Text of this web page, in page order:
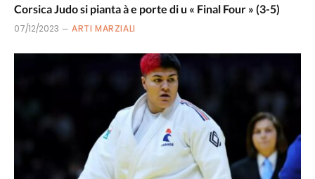
Corsica Judo si pianta à e porte di u « Final Four » (3-5)
07/12/2023 ARTI MARZIALI